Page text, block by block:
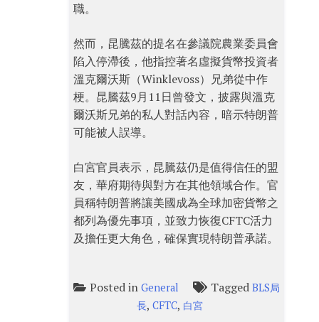
職。
然而，昆騰茲的提名在參議院農業委員會
陷入停滯後，他指控著名虛擬貨幣投資者
溫克爾沃斯（Winklevoss）兄弟從中作
梗。昆騰茲9月11日曾發文，披露與溫克
爾沃斯兄弟的私人對話內容，暗示特朗普
可能被人誤導。
白宮官員表示，昆騰茲仍是值得信任的盟
友，華府期待與對方在其他領域合作。官
員稱特朗普將讓美國成為全球加密貨幣之
都列為優先事項，並致力恢復CFTC活力
及擔任更大角色，確保實現特朗普承諾。
Posted inGeneral TaggedBLS局
長, CFTC, 白宮